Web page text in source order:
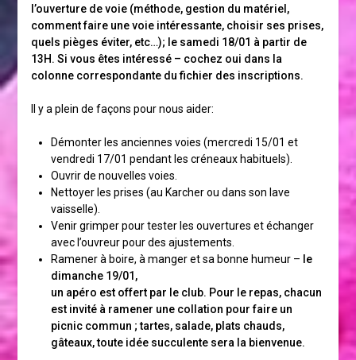
l’ouverture de voie (méthode, gestion du matériel,
comment faire une voie intéressante, choisir ses prises,
quels pièges éviter, etc…); le samedi 18/01 à partir de
13H. Si vous êtes intéressé – cochez oui dans la
colonne correspondante du fichier des inscriptions.
Il y a plein de façons pour nous aider:
Démonter les anciennes voies (mercredi 15/01 et
vendredi 17/01 pendant les créneaux habituels).
Ouvrir de nouvelles voies.
Nettoyer les prises (au Karcher ou dans son lave
vaisselle).
Venir grimper pour tester les ouvertures et échanger
avec l’ouvreur pour des ajustements.
Ramener à boire, à manger et sa bonne humeur – le
dimanche 19/01,
un apéro est offert par le club. Pour le repas, chacun
est invité à ramener une collation pour faire un
picnic commun ; tartes, salade, plats chauds,
gâteaux, toute idée succulente sera la bienvenue.